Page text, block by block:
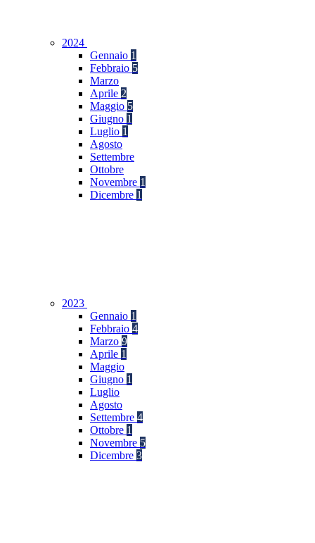
2024
Gennaio 1
Febbraio 5
Marzo
Aprile 2
Maggio 5
Giugno 1
Luglio 1
Agosto
Settembre
Ottobre
Novembre 1
Dicembre 1
2023
Gennaio 1
Febbraio 4
Marzo 9
Aprile 1
Maggio
Giugno 1
Luglio
Agosto
Settembre 4
Ottobre 1
Novembre 5
Dicembre 3